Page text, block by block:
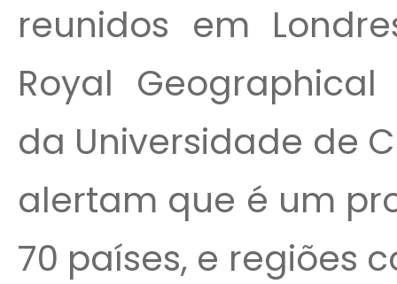
reunidos em
Royal Geographical
da Universidade de
alertam que é um
70 países, e regiões